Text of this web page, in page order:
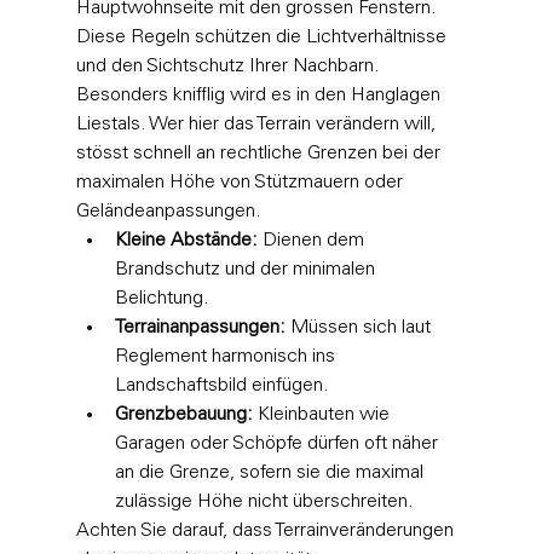
Hauptwohnseite mit den grossen Fenstern.
Diese Regeln schützen die Lichtverhältnisse
und den Sichtschutz Ihrer Nachbarn.
Besonders knifflig wird es in den Hanglagen
Liestals. Wer hier das Terrain verändern will,
stösst schnell an rechtliche Grenzen bei der
maximalen Höhe von Stützmauern oder
Geländeanpassungen.
Kleine Abstände: Dienen dem
Brandschutz und der minimalen
Belichtung.
Terrainanpassungen: Müssen sich laut
Reglement harmonisch ins
Landschaftsbild einfügen.
Grenzbebauung: Kleinbauten wie
Garagen oder Schöpfe dürfen oft näher
an die Grenze, sofern sie die maximal
zulässige Höhe nicht überschreiten.
Achten Sie darauf, dass Terrainveränderungen